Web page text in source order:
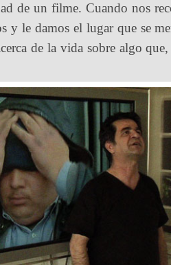
de un filme. Cuando nos
y le damos el lugar que se
de la vida sobre algo